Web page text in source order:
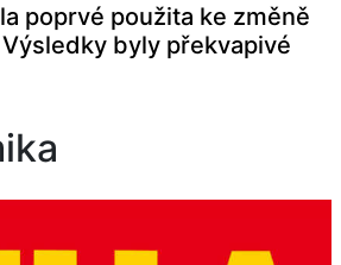
poprvé použita ke změně
byly překvapivé